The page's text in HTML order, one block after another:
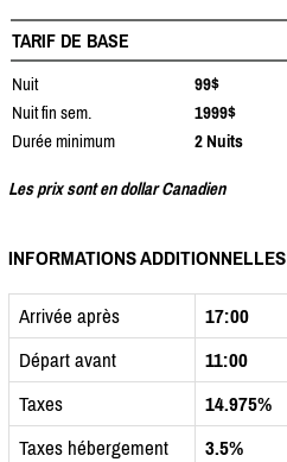
TARIF DE BASE
Nuit
99$
Nuit fin sem.
1999$
Durée minimum
2 Nuits
Les prix sont en dollar Canadien
INFORMATIONS ADDITIONNELLES
Arrivée après
17:00
Départ avant
11:00
Taxes
14.975%
Taxes hébergement
3.5%